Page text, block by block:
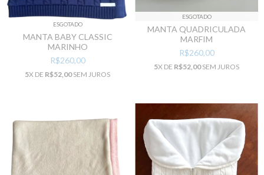
ESGOTADO
MANTA BABY CLASSIC
MARINHO
R$260,00
5X DE R$52,00SEM JUROS
ESGOTADO
MANTA QUADRICULADA
MARFIM
R$260,00
5X DE R$52,00SEM JUROS